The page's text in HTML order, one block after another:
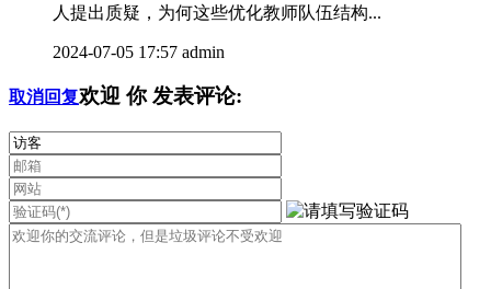
人提出质疑，为何这些优化教师队伍结构...
2024-07-05 17:57 admin
取消回复欢迎 你发表评论: